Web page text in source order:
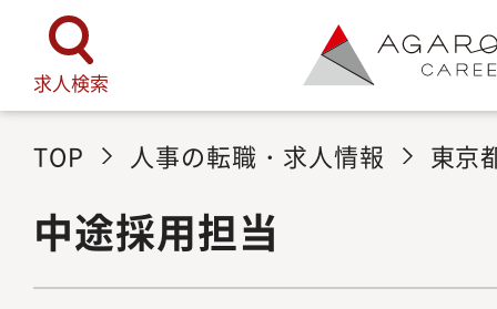
求人検索
TOP 人事の転職・求人情報 東京
中途採用担当